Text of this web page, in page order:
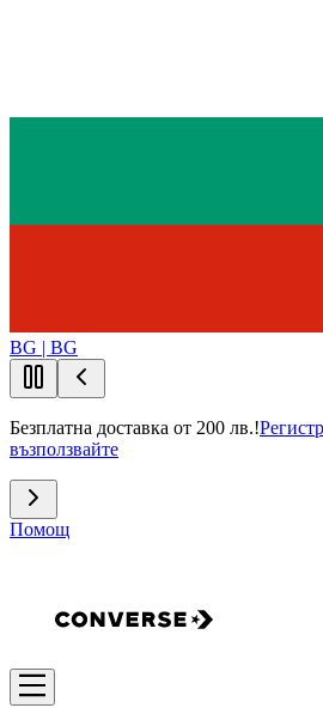
BG | BG
Безплатна доставка от 200 лв.!
възползвайте
Помощ